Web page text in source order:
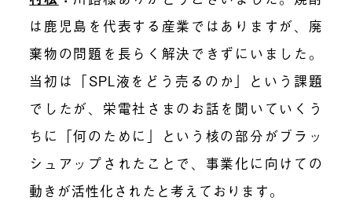
は鹿児島を代表する産業ではありますが、廃
棄物の問題を長らく解決できずにいました。
当初は「SPL液をどう売るのか」という課題
でしたが、栄電社さまのお話を聞いていくう
ちに「何のために」という核の部分がブラッ
シュアップされたことで、事業化に向けての
動きが活性化されたと考えております。